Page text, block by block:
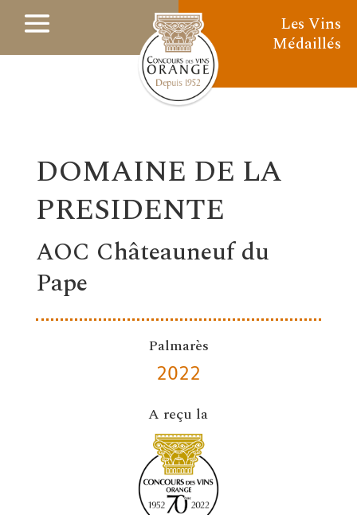
Les Vins
Médaillés
DOMAINE DE LA
PRESIDENTE
AOC Châteauneuf du
Pape
Palmarès
2022
A reçu la